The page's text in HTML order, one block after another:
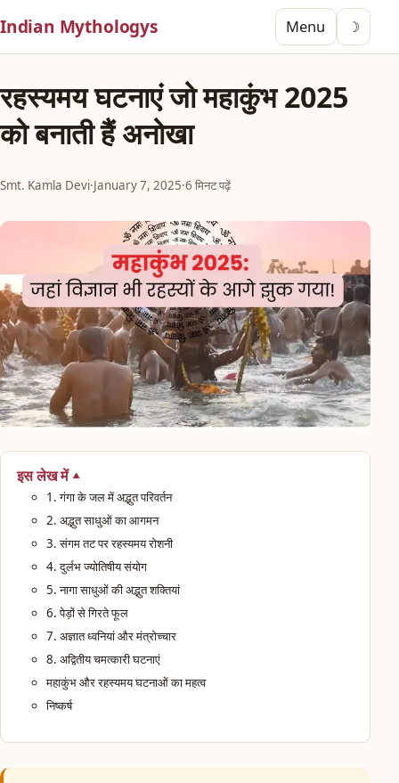
Indian Mythologys Menu ☽
रहस्यमय घटनाएं जो महाकुंभ 2025
को बनाती हैं अनोखा
Smt. Kamla Devi·January 7, 2025·6 मिनट पढ़ें
इस लेख में
1. गंगा के जल में अद्भुत परिवर्तन
2. अद्भुत साधुओं का आगमन
3. संगम तट पर रहस्यमय रोशनी
4. दुर्लभ ज्योतिषीय संयोग
5. नागा साधुओं की अद्भुत शक्तियां
6. पेड़ों से गिरते फूल
7. अज्ञात ध्वनियां और मंत्रोच्चार
8. अद्वितीय चमत्कारी घटनाएं
महाकुंभ और रहस्यमय घटनाओं का महत्व
निष्कर्ष